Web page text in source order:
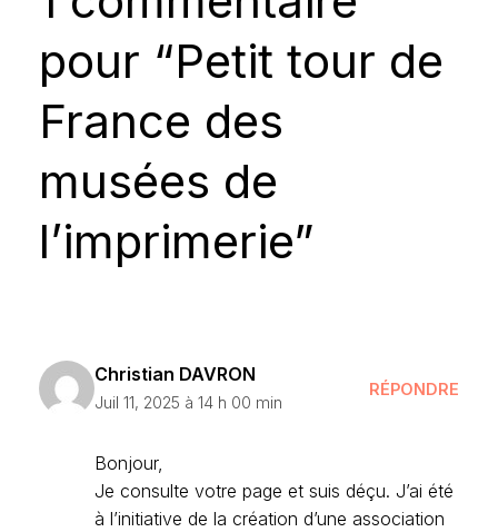
pour “Petit tour de
France des
musées de
l’imprimerie”
Christian DAVRON
Juil 11, 2025 à 14 h 00 min
RÉPONDRE
Bonjour,
Je consulte votre page et suis déçu. J’ai été
à l’initiative de la création d’une association